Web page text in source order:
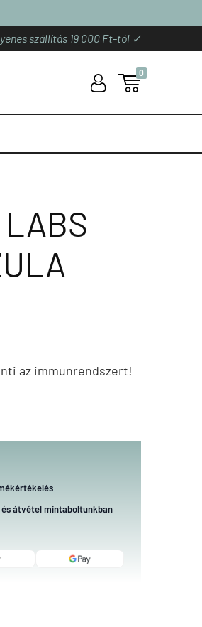
szállítás 19 000 Ft-tól ✓
U 
0
LABS
az immunrendszert!
és átvétel mintaboltunkban